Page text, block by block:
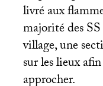
livré aux
majorité desSS
village, une
sur les lieux
approcher.